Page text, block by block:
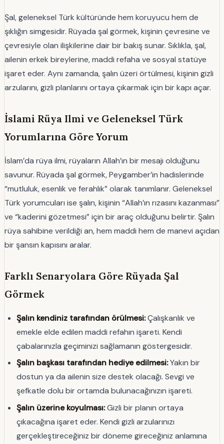
Şal, geleneksel Türk kültüründe hem koruyucu hem de
şıklığın simgesidir. Rüyada şal görmek, kişinin çevresine ve
çevresiyle olan ilişkilerine dair bir bakış sunar. Sıklıkla, şal,
ailenin erkek bireylerine, maddi refaha ve sosyal statüye
işaret eder. Aynı zamanda, şalın üzeri örtülmesi, kişinin gizli
arzularını, gizli planlarını ortaya çıkarmak için bir kapı açar.
İslami Rüya Ilmi ve Geleneksel Türk
Yorumlarına Göre Yorum
İslam’da rüya ilmi, rüyaların Allah’ın bir mesajı olduğunu
savunur. Rüyada şal görmek, Peygamber’in hadislerinde
“mutluluk, esenlik ve ferahlık” olarak tanımlanır. Geleneksel
Türk yorumcuları ise şalın, kişinin “Allah’ın rızasını kazanması”
ve “kaderini gözetmesi” için bir araç olduğunu belirtir. Şalın
rüya sahibine verildiği an, hem maddi hem de manevi açıdan
bir şansın kapısını aralar.
Farklı Senaryolara Göre Rüyada Şal
Görmek
Şalın kendiniz tarafından örülmesi:Çalışkanlık ve
emekle elde edilen maddi refahın işareti. Kendi
çabalarınızla geçiminizi sağlamanın göstergesidir.
Şalın başkası tarafından hediye edilmesi:Yakın bir
dostun ya da ailenin size destek olacağı. Sevgi ve
şefkatle dolu bir ortamda bulunacağınızın işareti.
Şalın üzerine koyulması:Gizli bir planın ortaya
çıkacağına işaret eder. Kendi gizli arzularınızı
gerçekleştireceğiniz bir döneme gireceğiniz anlamına